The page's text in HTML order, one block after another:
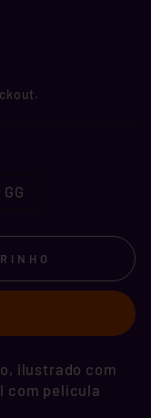
GG
ilustrado com
com película